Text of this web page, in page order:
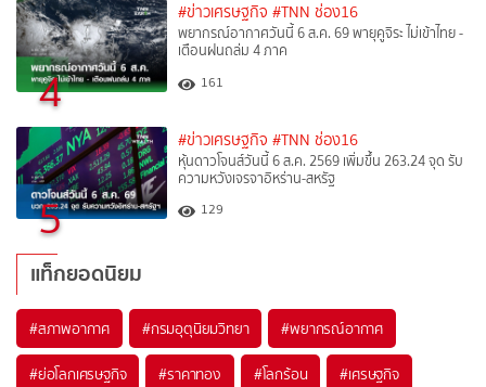
4
#ข่าวเศรษฐกิจ #TNN ช่อง16
พยากรณ์อากาศวันนี้ 6 ส.ค. 69 พายุคูจิระ ไม่เข้าไทย -
เตือนฝนถล่ม 4 ภาค
161
5
#ข่าวเศรษฐกิจ #TNN ช่อง16
หุ้นดาวโจนส์วันนี้ 6 ส.ค. 2569 เพิ่มขึ้น 263.24 จุด รับ
ความหวังเจรจาอิหร่าน-สหรัฐ
129
แท็กยอดนิยม
#สภาพอากาศ #กรมอุตุนิยมวิทยา #พยากรณ์อากาศ
#ย่อโลกเศรษฐกิจ #ราคาทอง #โลกร้อน #เศรษฐกิจ